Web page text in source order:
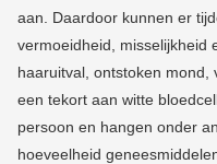
aan. Daardoor kunnen er
vermoeidheid, misselijkheid
haaruitval, ontstoken
een tekort aan witte
persoon en hangen onder
hoeveelheid